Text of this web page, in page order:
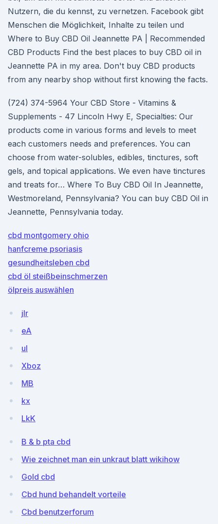
Nutzern, die du kennst, zu vernetzen. Facebook gibt
Menschen die Möglichkeit, Inhalte zu teilen und
Where to Buy CBD Oil Jeannette PA | Recommended
CBD Products Find the best places to buy CBD oil in
Jeannette PA in my area. Don't buy CBD products
from any nearby shop without first knowing the facts.
(724) 374-5964 Your CBD Store - Vitamins &
Supplements - 47 Lincoln Hwy E, Specialties: Our
products come in various forms and levels to meet
each customers needs and preferences. You can
choose from water-solubles, edibles, tinctures, soft
gels, and topical applications. We even have tinctures
and treats for… Where To Buy CBD Oil In Jeannette,
Westmoreland, Pennsylvania? You can buy CBD Oil in
Jeannette, Pennsylvania today.
cbd montgomery ohio
hanfcreme psoriasis
gesundheitsleben cbd
cbd öl steißbeinschmerzen
ölpreis auswählen
jlr
eA
uI
Xboz
MB
kx
LkK
B & b pta cbd
Wie zeichnet man ein unkraut blatt wikihow
Gold cbd
Cbd hund behandelt vorteile
Cbd benutzerforum